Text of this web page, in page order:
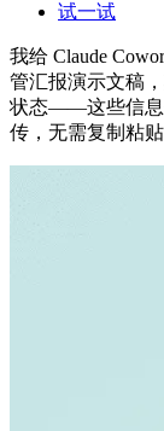
试一试
我给 Claude
管汇报演示文稿
状态——这些信息
传，无需复制粘